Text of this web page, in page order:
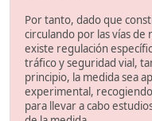
Por tanto, dado que
circulando por las vías
existe regulación
tráfico y seguridad vial,
principio, la medida sea
experimental,
para llevar a cabo